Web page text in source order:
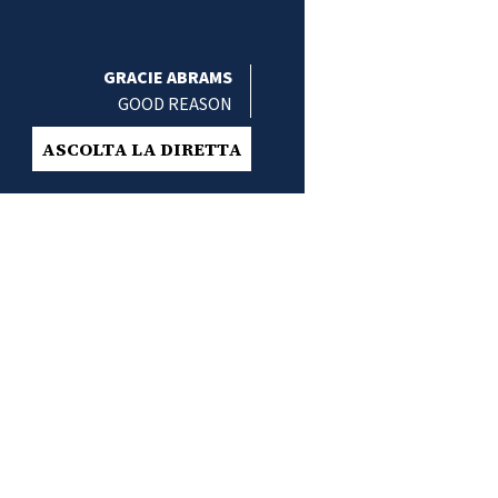
GRACIE ABRAMS
GOOD REASON
ASCOLTA LA DIRETTA